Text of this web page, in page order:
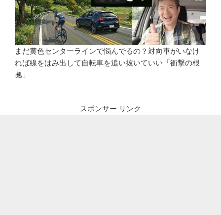
まだ黄色センターラインで悩んでるの？対向車がいなけ
れば線をはみ出して自転車を追い抜いていい「衝撃の根
拠」
スポンサー リンク